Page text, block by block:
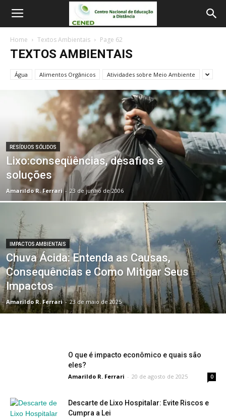
Home Textos Ambientais Page 62
TEXTOS AMBIENTAIS
Água Alimentos Orgânicos Atividades sobre Meio Ambiente
RESÍDUOS SÓLIDOS
Lixo:conseqüências, desafios e
soluções
Amarildo R. Ferrari - 23 de junho de 2006
IMPACTOS AMBIENTAIS
Chuva Ácida: Entenda as Causas,
Consequências e Como Mitigar Seus
Impactos
Amarildo R. Ferrari - 23 de maio de 2025
O que é impacto econômico e quais são
eles?
Amarildo R. Ferrari - 20 de agosto de 2025 0
Descarte de Lixo Hospitalar: Evite Riscos e
Cumpra a Lei